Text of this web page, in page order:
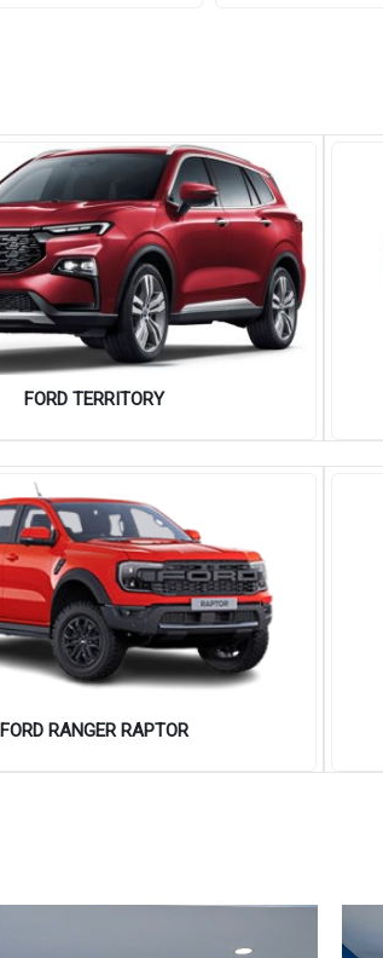
FORD TERRITORY
FORD RANGER RAPTOR